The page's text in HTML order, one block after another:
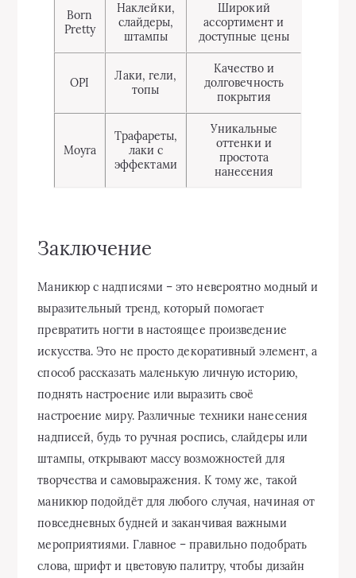
Born
Pretty
Наклейки,
слайдеры,
штампы
Широкий
ассортимент и
доступные цены
OPI
Лаки, гели,
топы
Качество и
долговечность
покрытия
Moyra
Трафареты,
лаки с
эффектами
Уникальные
оттенки и
простота
нанесения
Заключение
Маникюр с надписями – это невероятно модный и
выразительный тренд, который помогает
превратить ногти в настоящее произведение
искусства. Это не просто декоративный элемент, а
способ рассказать маленькую личную историю,
поднять настроение или выразить своё
настроение миру. Различные техники нанесения
надписей, будь то ручная роспись, слайдеры или
штампы, открывают массу возможностей для
творчества и самовыражения. К тому же, такой
маникюр подойдёт для любого случая, начиная от
повседневных будней и заканчивая важными
мероприятиями. Главное – правильно подобрать
слова, шрифт и цветовую палитру, чтобы дизайн